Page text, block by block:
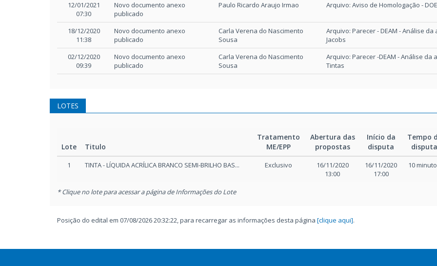
12/01/2021
07:30
Novo documento anexo
publicado
Paulo Ricardo Araujo Irmao Arquivo: Aviso de Homologação - DOE
18/12/2020
11:38
Novo documento anexo
publicado
Carla Verena do Nascimento
Sousa
Arquivo: Parecer - DEAM - Análise da
Jacobs
02/12/2020
09:39
Novo documento anexo
publicado
Carla Verena do Nascimento
Sousa
Arquivo: Parecer -DEAM - Análise da
Tintas
LOTES
Lote Titulo
Tratamento
ME/EPP
Abertura das
propostas
Início da
disputa
Tempo
disputa
1 TINTA - LÍQUIDA ACRÍLICA BRANCO SEMI-BRILHO BAS... Exclusivo
16/11/2020
13:00
16/11/2020
17:00
10
* Clique no lote para acessar a página de Informações do Lote
Posição do edital em 07/08/2026 20:32:22, para recarregar as informações desta página [clique aqui].